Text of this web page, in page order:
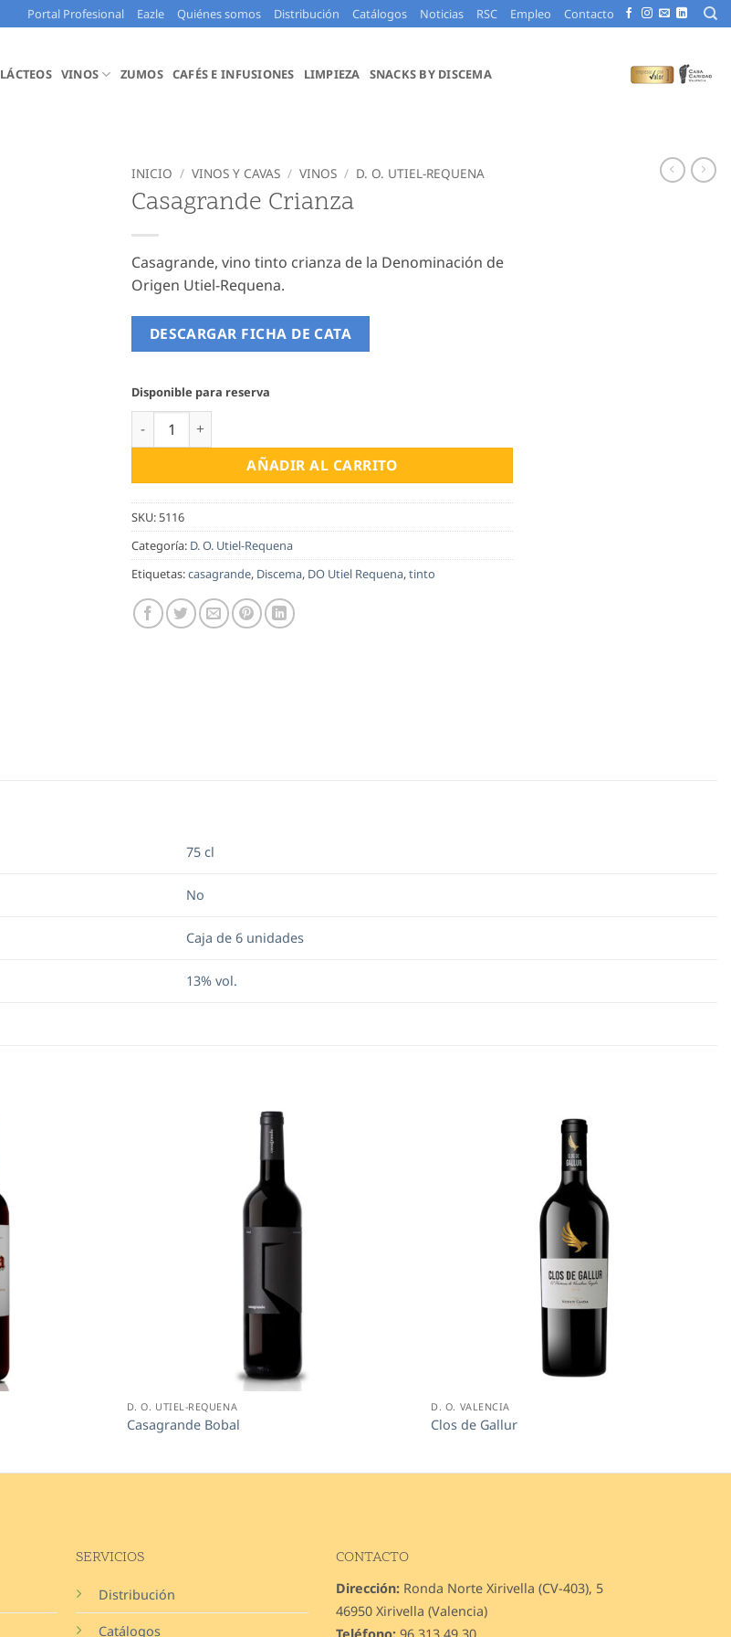
Portal Profesional Eazle Quiénes somos Distribución Catálogos Noticias RSC Empleo Contacto
LÁCTEOS VINOS ZUMOS CAFÉS E INFUSIONES LIMPIEZA SNACKS BY DISCEMA
INICIO / VINOS Y CAVAS / VINOS / D. O. UTIEL-REQUENA
Casagrande Crianza
Casagrande, vino tinto crianza de la Denominación de
Origen Utiel-Requena.
DESCARGAR FICHA DE CATA
Disponible para reserva
Casagrande Crianza cantidad
AÑADIR AL CARRITO
SKU: 5116
Categoría: D. O. Utiel-Requena
Etiquetas:casagrande, Discema, DO Utiel Requena,tinto
75 cl
No
Caja de 6 unidades
13% vol.
D. O. UTIEL-REQUENA
Casagrande Bobal
D. O. VALENCIA
Clos de Gallur
SERVICIOS
Distribución
Catálogos
CONTACTO
Dirección: Ronda Norte Xirivella (CV-403), 5
46950 Xirivella (Valencia)
Teléfono: 96 313 49 30